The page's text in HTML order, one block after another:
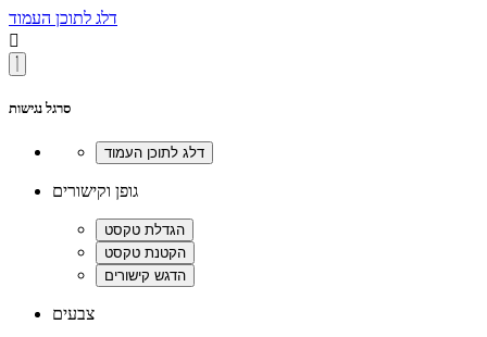
דלג לתוכן העמוד

סרגל נגישות
גופן וקישורים
צבעים